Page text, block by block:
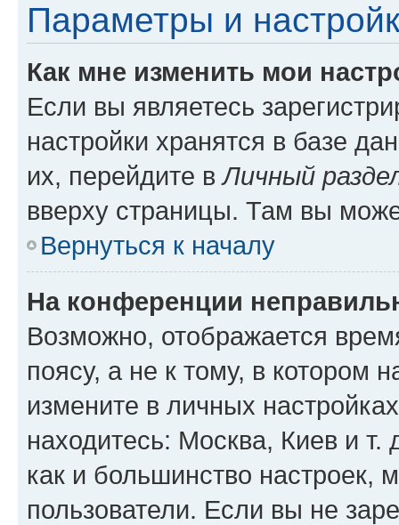
Параметры и
Как мне изменить мои
Если вы являетесь
настройки хранятся в базе
их, перейдите вЛичный
вверху страницы. Там вы
Вернуться к началу
На конференции
Возможно, отображается
поясу, а не к тому, в котором
измените в личных
находитесь: Москва, Киев и т.
как и большинство настроек,
пользователи. Если вы не